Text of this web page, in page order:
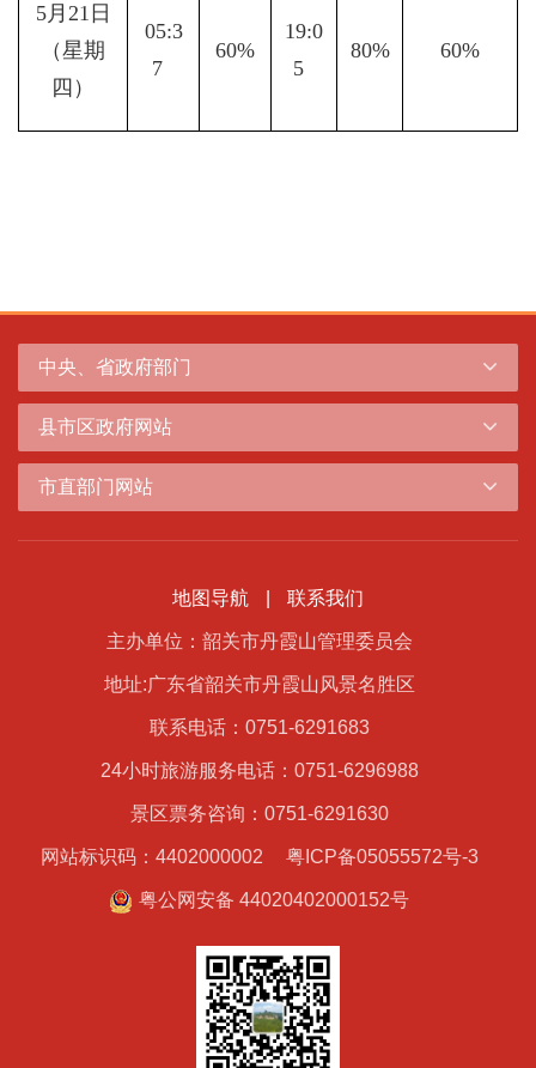
5月21日
（星期
四）
05:3
7
60%
19:0
5
80% 60%
中央、省政府部门
县市区政府网站
市直部门网站
地图导航 联系我们
主办单位：韶关市丹霞山管理委员会
地址:广东省韶关市丹霞山风景名胜区
联系电话：0751-6291683
24小时旅游服务电话：0751-6296988
景区票务咨询：0751-6291630
网站标识码：4402000002 粤ICP备05055572号-3
粤公网安备 44020402000152号